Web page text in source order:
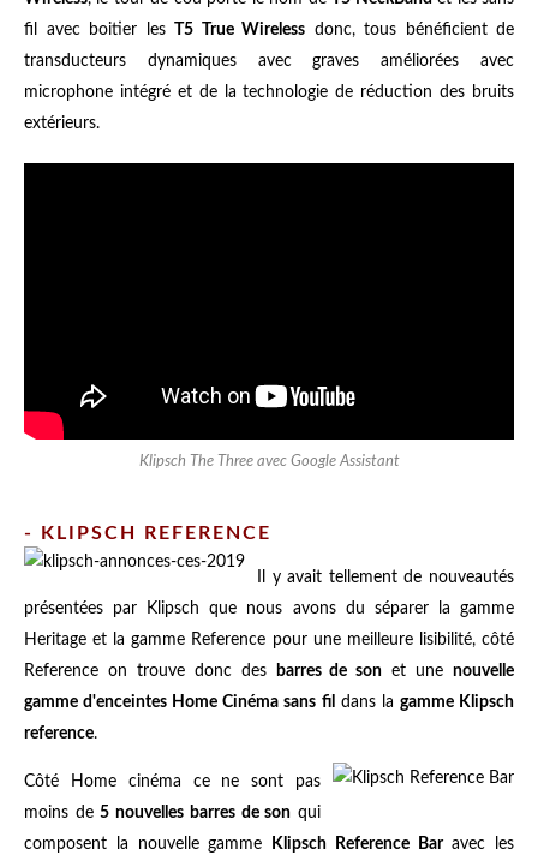
fil avec boitier les
T5 True Wireless donc, tous bénéficient de
transducteurs dynamiques avec graves améliorées avec
microphone intégré et de la technologie de réduction des bruits
extérieurs.
Klipsch The Three avec Google Assistant
- KLIPSCH REFERENCE
Il y avait tellement de nouveautés
présentées par Klipsch que nous avons du séparer la gamme
Heritage et la gamme Reference pour une meilleure lisibilité, côté
Reference on trouve donc des
barres de son et unenouvelle
gamme d'enceintes Home Cinéma sans fil dans la gamme Klipsch
reference.
Côté Home cinéma ce ne sont pas
moins de5 nouvelles barres de son qui
composent la nouvelle gamme
Klipsch Reference Baravec les